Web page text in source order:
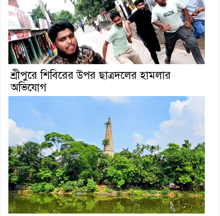
শ্রীপুরে শিবিরের উপর ছাত্রদলের হামলার
অভিযোগ